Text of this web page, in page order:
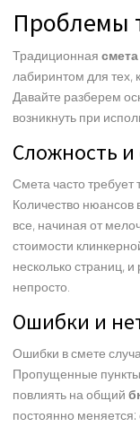
Проблемы
Традиционная
лабиринтом для тех,
Давайте разберем
возникнуть при
Сложность
Смета часто требует
Количество нюансов
все, начиная от
стоимости
несколько страниц,
непросто.
Ошибки и
Ошибки в смете
Пропущенные
повлиять на общий
постоянно